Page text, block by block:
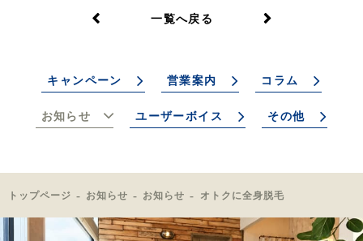
一覧へ戻る
キャンペーン 営業案内 コラム
お知らせ ユーザーボイス その他
トップページ お知らせ お知らせ オトクに全身脱毛